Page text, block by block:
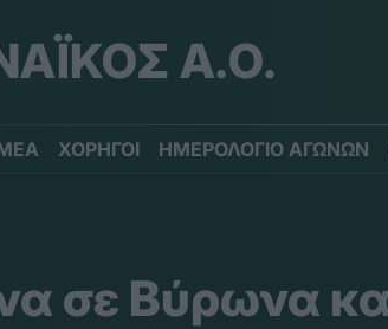
Α.Ο.
ΧΟΡΗΓΟΙ ΗΜΕΡΟΛΟΓΙΟ ΑΓΩΝΩΝ
σε Βύρωνα